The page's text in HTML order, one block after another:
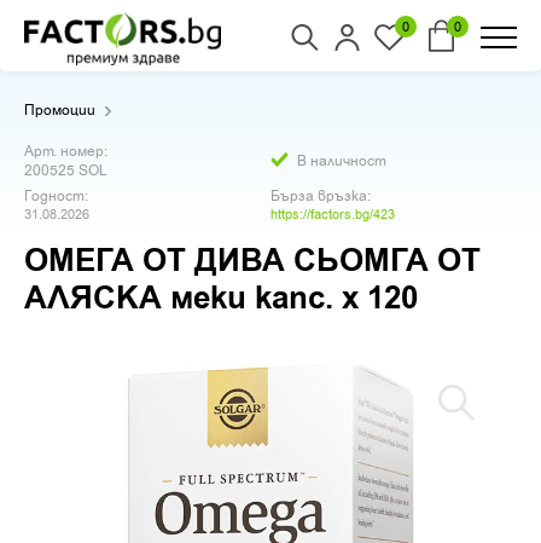
0 0
Промоции
Арт. номер:
200525 SOL
В наличност
Годност:
31.08.2026
Бърза връзка:
https://factors.bg/423
ОМЕГА ОТ ДИВА СЬОМГА ОТ
АЛЯСКА меки капс. х 120